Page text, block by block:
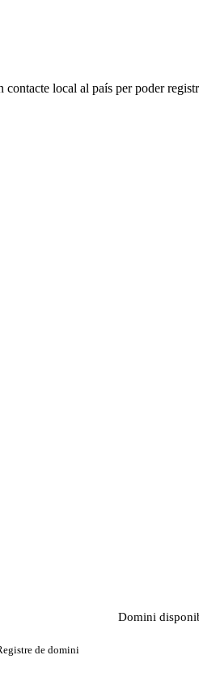
local al país per poder
Domini
de domini